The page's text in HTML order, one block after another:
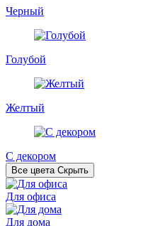
Черный
Голубой
Желтый
С декором
Все цвета Скрыть
Для офиса
Для дома